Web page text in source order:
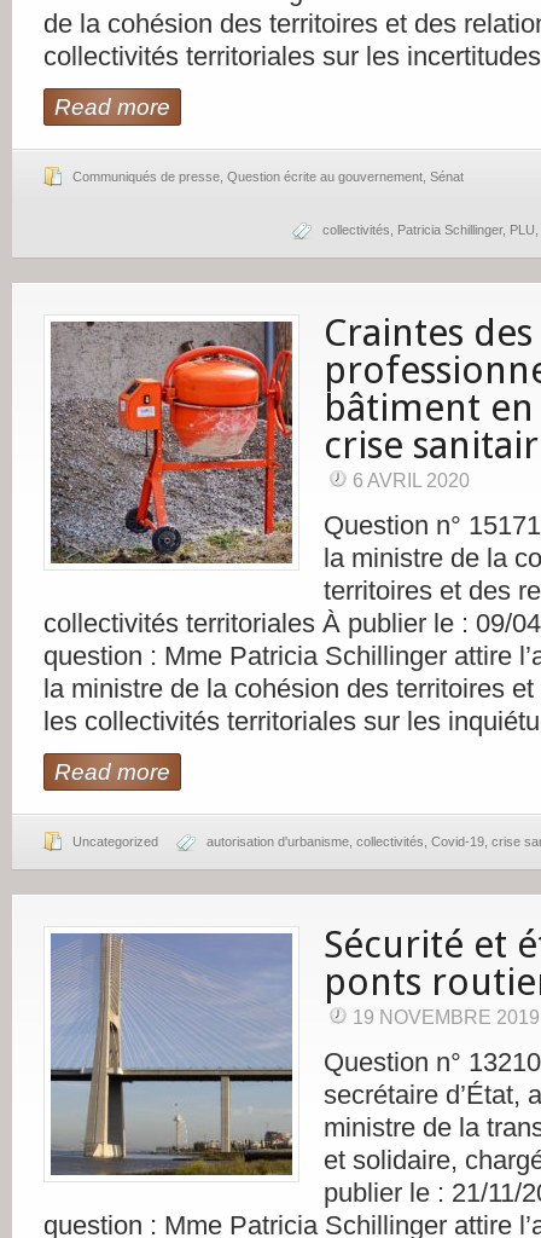
de la cohésion des territoires et des
collectivités territoriales sur les
Read more
Communiqués de presse Question écrite au gouvernement Sénat
collectivités Patricia Schillinger, PLU
Craintes des
bâtiment
crise
6 AVRIL 2020
Question n°
la ministre de la
territoires et des
collectivités territoriales À publier le : 09/
question : Mme Patricia Schillinger attire
la ministre de la cohésion des territoires
les collectivités territoriales sur les
Read more
Uncategorized autorisation d'urbanisme collectivités Covid-19 crise
Sécurité et
ponts
19 NOVEMBRE 2019
Question n°
secrétaire d’État,
ministre de la
et solidaire,
publier le : 21/11/
question : Mme Patricia Schillinger attire